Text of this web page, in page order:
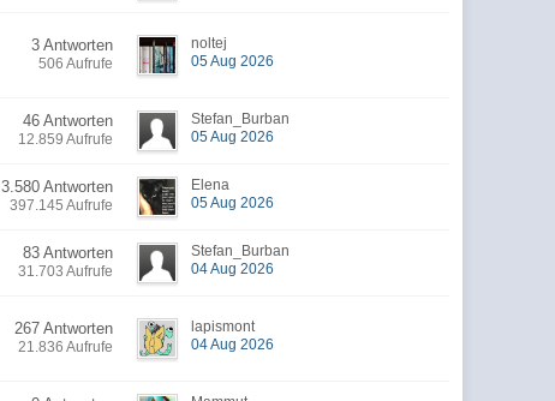
3 Antworten
506 Aufrufe
noltej
05 Aug 2026
46 Antworten
12.859 Aufrufe
Stefan_Burban
05 Aug 2026
3.580 Antworten
397.145 Aufrufe
Elena
05 Aug 2026
83 Antworten
31.703 Aufrufe
Stefan_Burban
04 Aug 2026
267 Antworten
21.836 Aufrufe
lapismont
04 Aug 2026